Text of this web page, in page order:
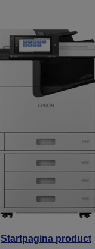
Startpagina product